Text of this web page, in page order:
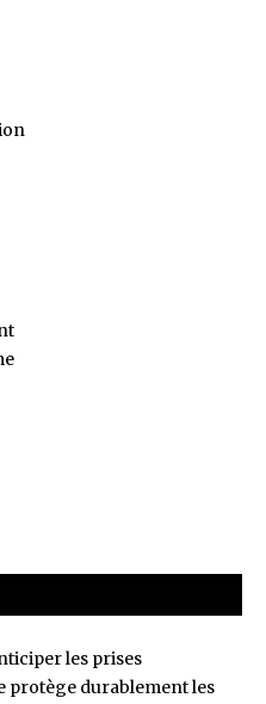
les prises
protège durablement les